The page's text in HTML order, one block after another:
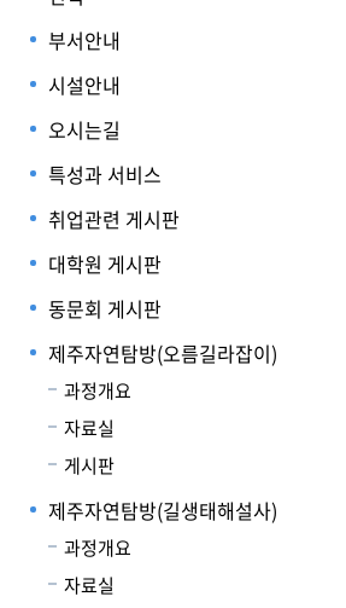
부서안내
시설안내
오시는길
특성과 서비스
취업관련 게시판
대학원 게시판
동문회 게시판
제주자연탐방(오름길라잡이)
과정개요
자료실
게시판
제주자연탐방(길생태해설사)
과정개요
자료실